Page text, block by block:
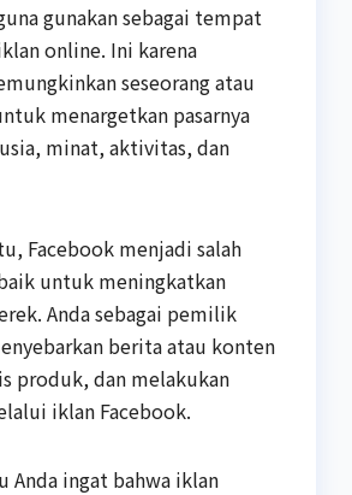
gunakan sebagai tempat
online. Ini karena
seseorang atau
menargetkan pasarnya
minat, aktivitas, dan
Facebook menjadi salah
untuk meningkatkan
Anda sebagai pemilik
berita atau konten
produk, dan melakukan
iklan Facebook.
Anda ingat bahwa iklan